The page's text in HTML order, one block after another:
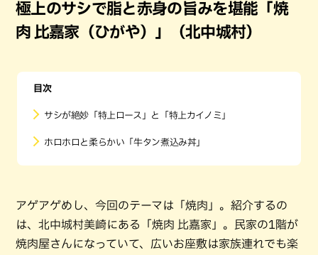
極上のサシで脂と赤身の旨みを堪能「焼
肉 比嘉家（ひがや）」（北中城村）
目次
サシが絶妙「特上ロース」と「特上カイノミ」
ホロホロと柔らかい「牛タン煮込み丼」
アゲアゲめし、今回のテーマは「焼肉」。紹介するの
は、北中城村美崎にある「焼肉 比嘉家」。民家の1階が
焼肉屋さんになっていて、広いお座敷は家族連れでも楽